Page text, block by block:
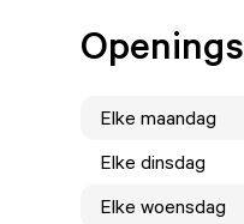
Elke maandag
Elke dinsdag
Elke woensdag